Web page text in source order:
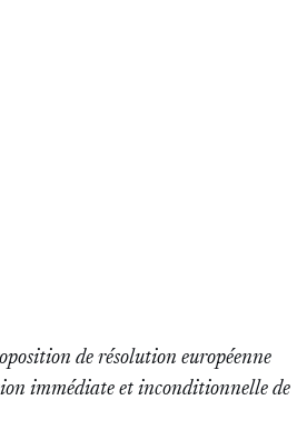
de résolution européenne
immédiate et inconditionnelle de